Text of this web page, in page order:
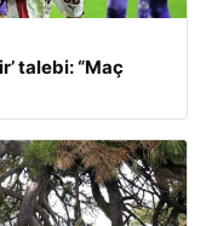
talebi: “Maç